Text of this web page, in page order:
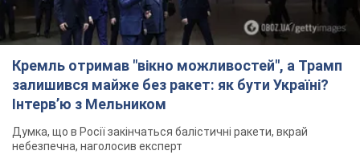
Кремль отримав "вікно можливостей", а Трамп
залишився майже без ракет: як бути Україні?
Інтерв’ю з Мельником
Думка, що в Росії закінчаться балістичні ракети, вкрай
небезпечна, наголосив експерт